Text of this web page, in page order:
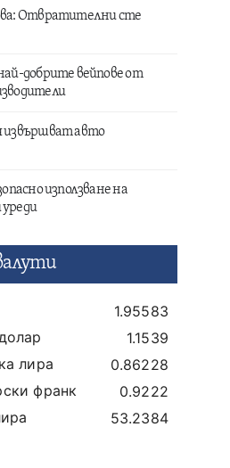
Отвратителни сте
добрите вейпове от
извършват авто
използване на
1.95583
1.1539
лира
0.86228
франк
0.9222
53.2384